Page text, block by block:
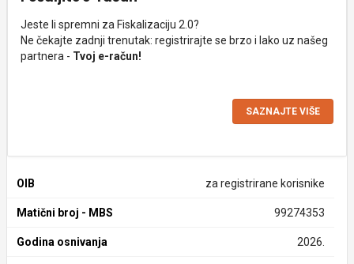
Jeste li spremni za Fiskalizaciju 2.0?
Ne čekajte zadnji trenutak: registrirajte se brzo i lako uz našeg
partnera - Tvoj e-račun!
SAZNAJTE VIŠE
OIB za registrirane korisnike
Matični broj - MBS 99274353
Godina osnivanja 2026.